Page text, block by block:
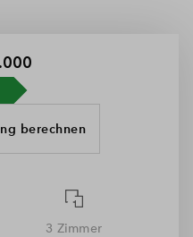
berechnen
3 Zimmer